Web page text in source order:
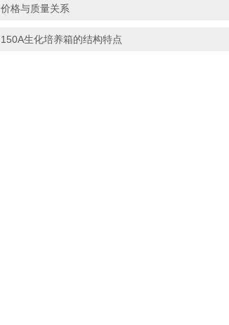
价格与质量关系
150A生化培养箱的结构特点